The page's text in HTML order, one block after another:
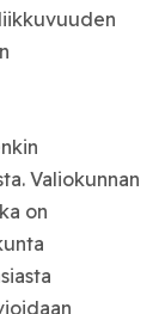
Valiokunnan
on